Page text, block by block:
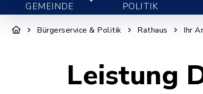
GEMEINDE
POLITIK
Bürgerservice & Politik Rathaus Ihr
Leistung